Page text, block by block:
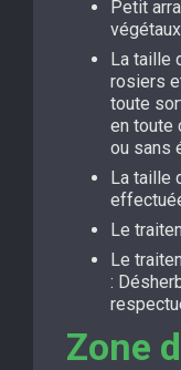
Petit
végétaux
La taille
rosiers
toute
en toute
ou sans
La taille
Le
Le
:
Zone